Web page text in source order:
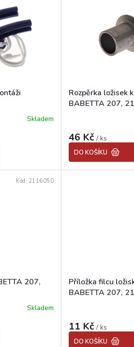
Skladem
Rozpěrka ložisek
BABETTA 207,
46 Kč/ ks
DO KOŠÍKU
207,
Skladem
Kód: 2116050
Příložka filcu
BABETTA 207,
11 Kč/ ks
DO KOŠÍKU